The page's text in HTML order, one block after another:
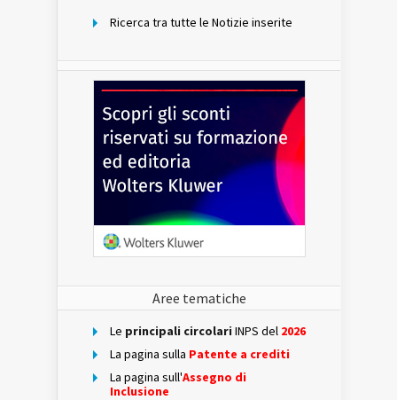
Ricerca tra tutte le Notizie inserite
Aree tematiche
Le principali circolari INPS del 2026
La pagina sulla Patente a crediti
La pagina sull'Assegno di
Inclusione